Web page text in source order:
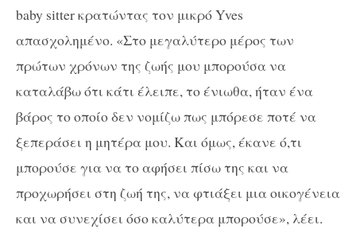
baby sitterκρατώντας τον μικρόYves
απασχολημένο. «Στο μεγαλύτερο μέρος των
πρώτων χρόνων της ζωής μου μπορούσα να
καταλάβω ότι κάτι έλειπε, το ένιωθα, ήταν ένα
βάρος το οποίο δεν νομίζω πως μπόρεσε ποτέ να
ξεπεράσει η μητέρα μου. Και όμως, έκανε ό,τι
μπορούσε για να το αφήσει πίσω της και να
προχωρήσει στη ζωή της, να φτιάξει μια οικογένεια
και να συνεχίσει όσο καλύτερα μπορούσε», λέει.